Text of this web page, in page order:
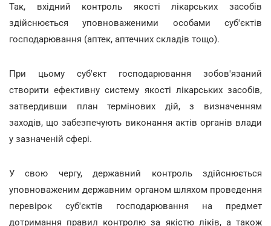
Так, вхідний контроль якості лікарських засобів
здійснюється уповноваженими особами суб'єктів
господарювання (аптек, аптечних складів тощо).
При цьому суб'єкт господарювання зобов'язаний
створити ефективну систему якості лікарських засобів,
затвердивши план термінових дій, з визначенням
заходів, що забезпечують виконання актів органів влади
у зазначеній сфері.
У свою чергу, державний контроль здійснюється
уповноваженим державним органом шляхом проведення
перевірок суб'єктів господарювання на предмет
дотримання правил контролю за якістю ліків, а також